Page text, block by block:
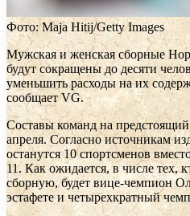
Фото: Maja Hitij/Getty Images
Мужская и женская сборные
будут сокращены до десяти
уменьшить расходы на их
сообщает VG.
Составы команд на
апреля. Согласно источникам
останутся 10 спортсменов
11. Как ожидается, в числе тех,
сборную, будет вице-чемпион
эстафете и четырехкратный